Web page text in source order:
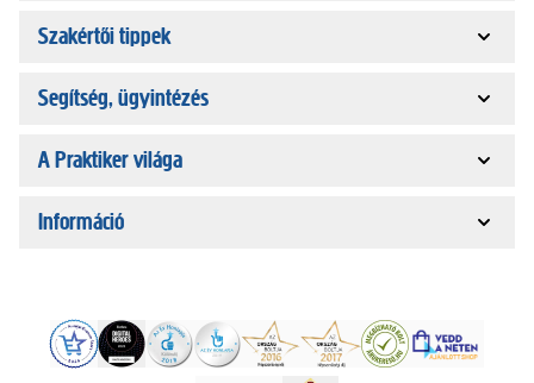
Szakértői tippek
Segítség, ügyintézés
A Praktiker világa
Információ